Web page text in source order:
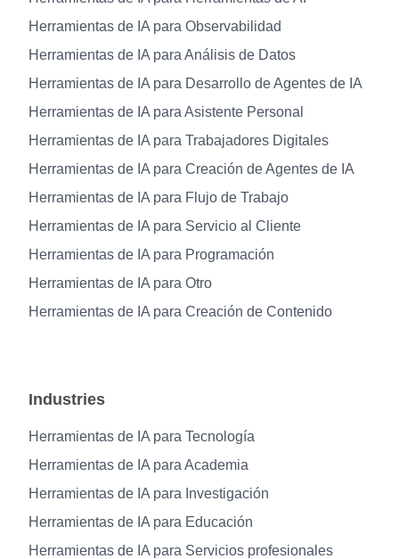
Herramientas de IA para Observabilidad
Herramientas de IA para Análisis de Datos
Herramientas de IA para Desarrollo de Agentes de IA
Herramientas de IA para Asistente Personal
Herramientas de IA para Trabajadores Digitales
Herramientas de IA para Creación de Agentes de IA
Herramientas de IA para Flujo de Trabajo
Herramientas de IA para Servicio al Cliente
Herramientas de IA para Programación
Herramientas de IA para Otro
Herramientas de IA para Creación de Contenido
Industries
Herramientas de IA para Tecnología
Herramientas de IA para Academia
Herramientas de IA para Investigación
Herramientas de IA para Educación
Herramientas de IA para Servicios profesionales